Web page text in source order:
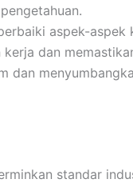
aspek-
dan
dan
standar